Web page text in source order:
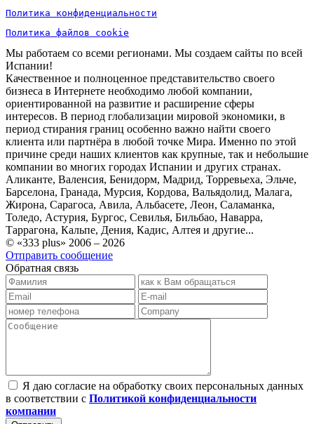
Политика конфиденциальности
Политика файлов cookie
Мы работаем со всеми регионами. Мы создаем сайты по всей
Испании!
Качественное и полноценное представительство своего
бизнеса в Интернете необходимо любой компании,
ориентированной на развитие и расширение сферы
интересов. В период глобализации мировой экономики, в
период стирания границ особенно важно найти своего
клиента или партнёра в любой точке Мира. Именно по этой
причине среди наших клиентов как крупные, так и небольшие
компании во многих городах Испании и других странах.
Аликанте, Валенсия, Бенидорм, Мадрид, Торревьеха, Эльче,
Барселона, Гранада, Мурсия, Кордова, Вальядолид, Малага,
Жирона, Сарагоса, Авила, Альбасете, Леон, Саламанка,
Толедо, Астурия, Бургос, Севилья, Бильбао, Наварра,
Таррагона, Кальпе, Дения, Кадис, Алтея и другие...
© «333 plus» 2006 – 2026
Отправить сообщение
Обратная связь
Я даю согласие на обработку своих персональных данных
в соответствии с Политикой конфиденциальности
компании